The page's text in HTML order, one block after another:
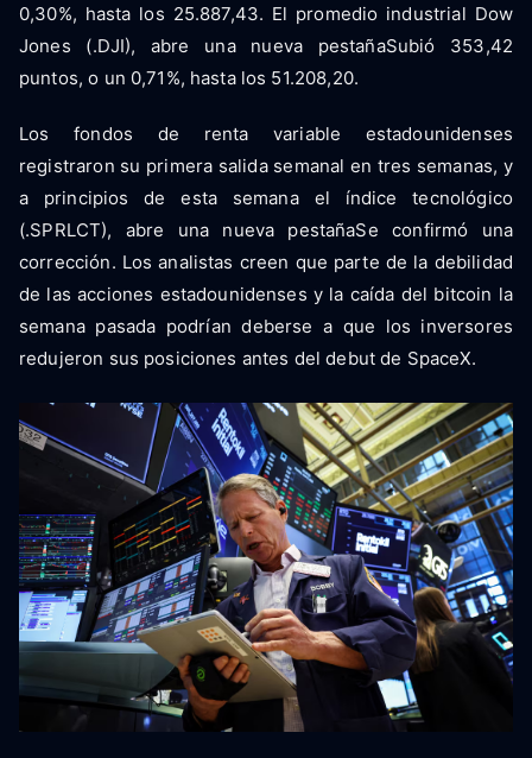
0,30%, hasta los 25.887,43. El promedio industrial Dow
Jones (.DJI), abre una nueva pestañaSubió 353,42
puntos, o un 0,71%, hasta los 51.208,20.
Los fondos de renta variable estadounidenses
registraron su primera salida semanal en tres semanas, y
a principios de esta semana el índice tecnológico
(.SPRLCT), abre una nueva pestañaSe confirmó una
corrección. Los analistas creen que parte de la debilidad
de las acciones estadounidenses y la caída del bitcoin la
semana pasada podrían deberse a que los inversores
redujeron sus posiciones antes del debut de SpaceX.